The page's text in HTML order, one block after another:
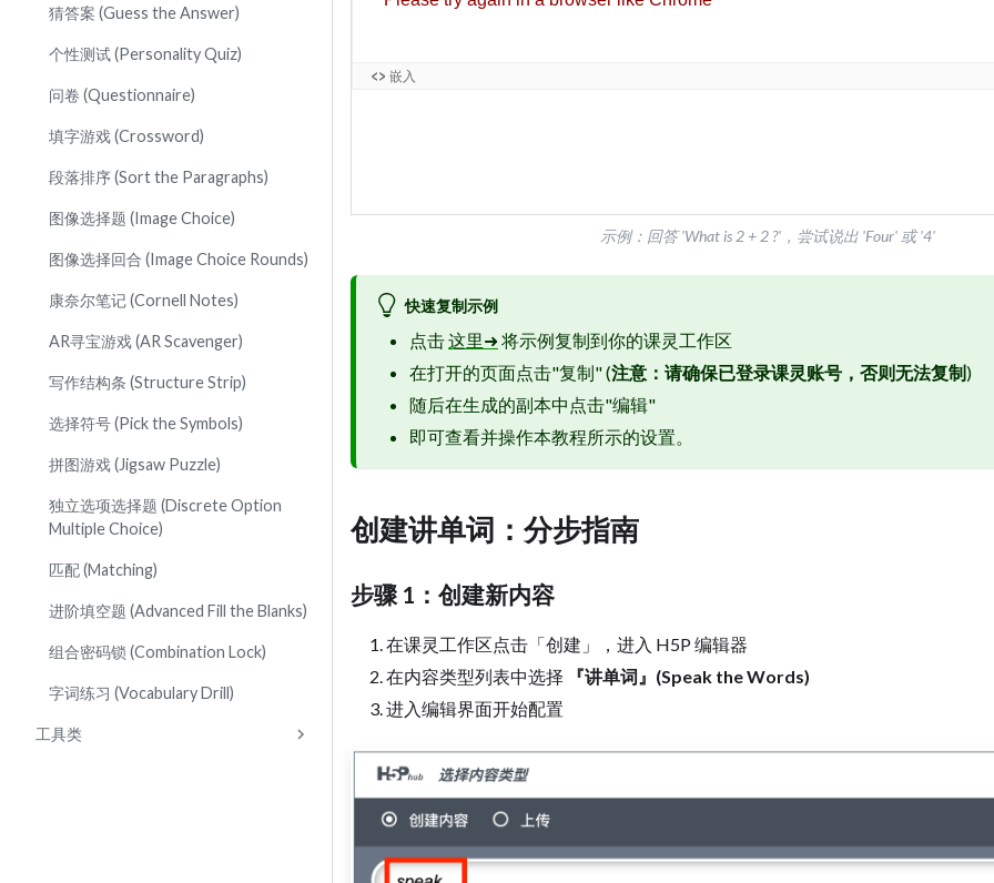
猜答案 (Guess the Answer)
个性测试 (Personality Quiz)
问卷 (Questionnaire)
填字游戏 (Crossword)
段落排序 (Sort the Paragraphs)
图像选择题 (Image Choice)
图像选择回合 (Image Choice Rounds)
康奈尔笔记 (Cornell Notes)
AR寻宝游戏 (AR Scavenger)
写作结构条 (Structure Strip)
选择符号 (Pick the Symbols)
拼图游戏 (Jigsaw Puzzle)
独立选项选择题 (Discrete Option
Multiple Choice)
匹配 (Matching)
进阶填空题 (Advanced Fill the Blanks)
组合密码锁 (Combination Lock)
字词练习 (Vocabulary Drill)
工具类
示例：回答 'What is 2 + 2 ?'，尝试说出 'Four' 或 '4'
快速复制示例
点击这里➜ 将示例复制到你的课灵工作区
在打开的页面点击"复制" (注意：请确保已登录课灵账号，否则无法复制)
随后在生成的副本中点击"编辑"
即可查看并操作本教程所示的设置。
创建讲单词：分步指南
步骤 1：创建新内容
在课灵工作区点击「创建」，进入 H5P 编辑器
在内容类型列表中选择
『讲单词』(Speak the Words)
进入编辑界面开始配置